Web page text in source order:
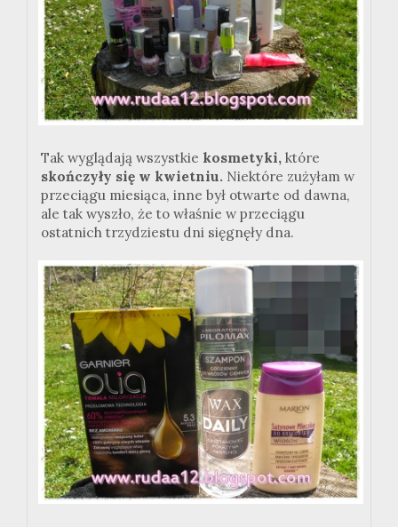
Tak wyglądają wszystkie kosmetyki, które
skończyły się w kwietniu. Niektóre zużyłam w
przeciągu miesiąca, inne był otwarte od dawna,
ale tak wyszło, że to właśnie w przeciągu
ostatnich trzydziestu dni sięgnęły dna.